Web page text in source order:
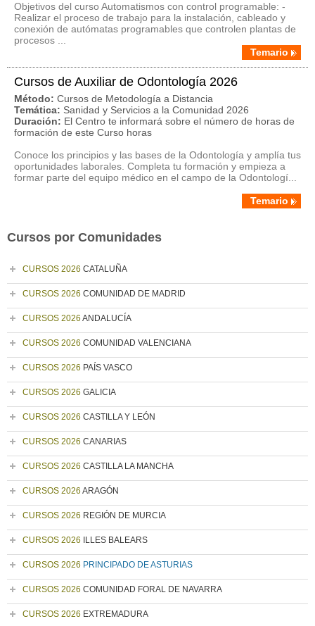
Objetivos del curso Automatismos con control programable: -
Realizar el proceso de trabajo para la instalación, cableado y
conexión de autómatas programables que controlen plantas de
procesos ...
Temario
Cursos de Auxiliar de Odontología 2026
Método: Cursos de Metodología a Distancia
Temática: Sanidad y Servicios a la Comunidad 2026
Duración: El Centro te informará sobre el número de horas de
formación de este Curso horas
Conoce los principios y las bases de la Odontología y amplía tus
oportunidades laborales. Completa tu formación y empieza a
formar parte del equipo médico en el campo de la Odontologí...
Temario
Cursos por Comunidades
CURSOS 2026 CATALUÑA
CURSOS 2026 COMUNIDAD DE MADRID
CURSOS 2026 ANDALUCÍA
CURSOS 2026 COMUNIDAD VALENCIANA
CURSOS 2026 PAÍS VASCO
CURSOS 2026 GALICIA
CURSOS 2026 CASTILLA Y LEÓN
CURSOS 2026 CANARIAS
CURSOS 2026 CASTILLA LA MANCHA
CURSOS 2026 ARAGÓN
CURSOS 2026 REGIÓN DE MURCIA
CURSOS 2026 ILLES BALEARS
CURSOS 2026 PRINCIPADO DE ASTURIAS
CURSOS 2026 COMUNIDAD FORAL DE NAVARRA
CURSOS 2026 EXTREMADURA